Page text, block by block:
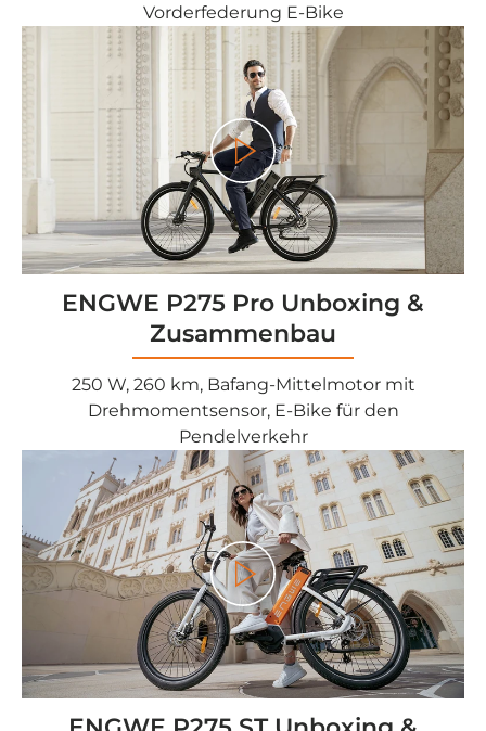
Vorderfederung E-Bike
Play
ENGWE P275 Pro Unboxing &
Zusammenbau
250 W, 260 km, Bafang-Mittelmotor mit
Drehmomentsensor, E-Bike für den
Pendelverkehr
Play